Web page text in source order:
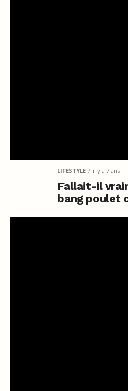
LIFESTYLE il y a 7 ans
Fallait-il
bang poulet